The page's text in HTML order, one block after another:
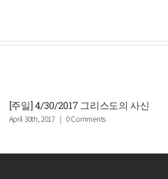
[주일] 4/30/2017 그리스도의 사신
April 30th, 2017 | 0 Comments